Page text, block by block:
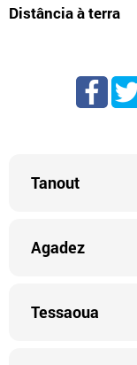
Distância à terra
Tanout
Agadez
Tessaoua